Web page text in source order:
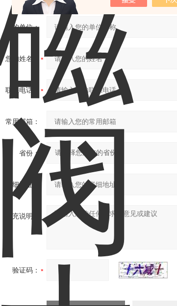
您的单位：
您的姓名：
联系电话：
常用邮箱：
省份：
详细地址：
补充说明：
验证码：